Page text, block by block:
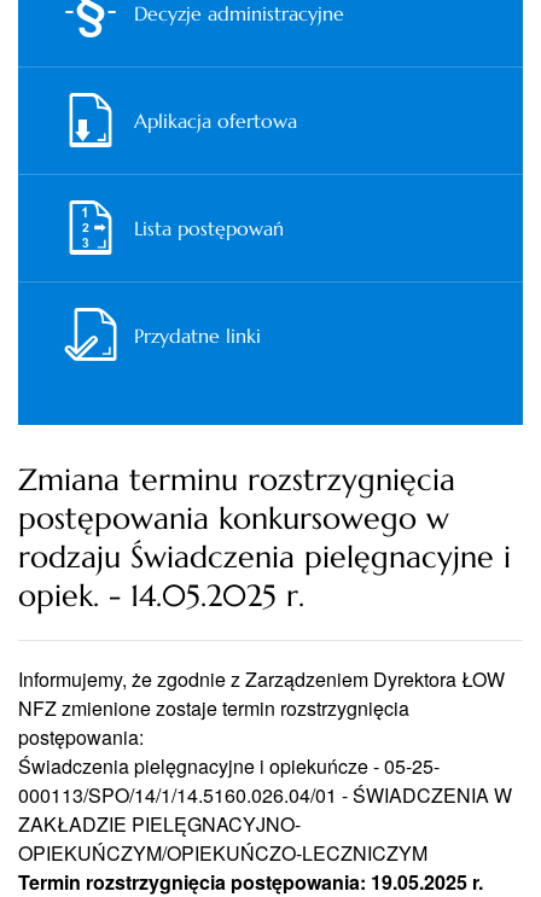
Decyzje administracyjne
Aplikacja ofertowa
Lista postępowań
Przydatne linki
Zmiana terminu rozstrzygnięcia
postępowania konkursowego w
rodzaju Świadczenia pielęgnacyjne i
opiek. - 14.05.2025 r.
Informujemy, że zgodnie z Zarządzeniem Dyrektora ŁOW
NFZ zmienione zostaje termin rozstrzygnięcia
postępowania:
Świadczenia pielęgnacyjne i opiekuńcze - 05-25-
000113/SPO/14/1/14.5160.026.04/01 - ŚWIADCZENIA W
ZAKŁADZIE PIELĘGNACYJNO-
OPIEKUŃCZYM/OPIEKUŃCZO-LECZNICZYM
Termin rozstrzygnięcia postępowania: 19.05.2025 r.